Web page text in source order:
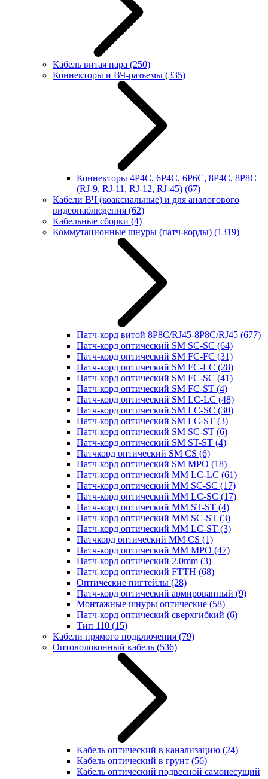
Кабель витая пара (250)
Коннекторы и ВЧ-разъемы (335)
Коннекторы 4P4C, 6P4C, 6P6C, 8P4C, 8P8C
(RJ-9, RJ-11, RJ-12, RJ-45) (67)
Кабели ВЧ (коаксиальные) и для аналогового
видеонаблюдения (62)
Кабельные сборки (4)
Коммутационные шнуры (патч-корды) (1319)
Патч-корд витой 8P8C/RJ45-8P8C/RJ45 (677)
Патч-корд оптический SM SC-SC (64)
Патч-корд оптический SM FC-FC (31)
Патч-корд оптический SM FC-LC (28)
Патч-корд оптический SM FC-SC (41)
Патч-корд оптический SM FC-ST (4)
Патч-корд оптический SM LC-LC (48)
Патч-корд оптический SM LC-SC (30)
Патч-корд оптический SM LC-ST (3)
Патч-корд оптический SM SC-ST (6)
Патч-корд оптический SM ST-ST (4)
Патчкорд оптический SM CS (6)
Патч-корд оптический SM MPO (18)
Патч-корд оптический MM LC-LC (61)
Патч-корд оптический MM SC-SC (17)
Патч-корд оптический MM LC-SC (17)
Патч-корд оптический MM ST-ST (4)
Патч-корд оптический MM SC-ST (3)
Патч-корд оптический MM LC-ST (3)
Патчкорд оптический MM CS (1)
Патч-корд оптический MM MPO (47)
Патч-корд оптический 2.0mm (3)
Патч-корд оптический FTTH (68)
Оптические пигтейлы (28)
Патч-корд оптический армированный (9)
Монтажные шнуры оптические (58)
Патч-корд оптический сверхгибкий (6)
Тип 110 (15)
Кабели прямого подключения (79)
Оптоволоконный кабель (536)
Кабель оптический в канализацию (24)
Кабель оптический в грунт (56)
Кабель оптический подвесной самонесущий